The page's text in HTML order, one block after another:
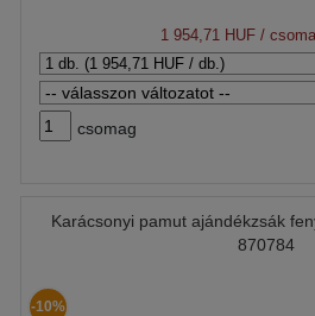
1 954,71 HUF/
csomag
Karácsonyi pamut ajándékzsák
870784
-10%